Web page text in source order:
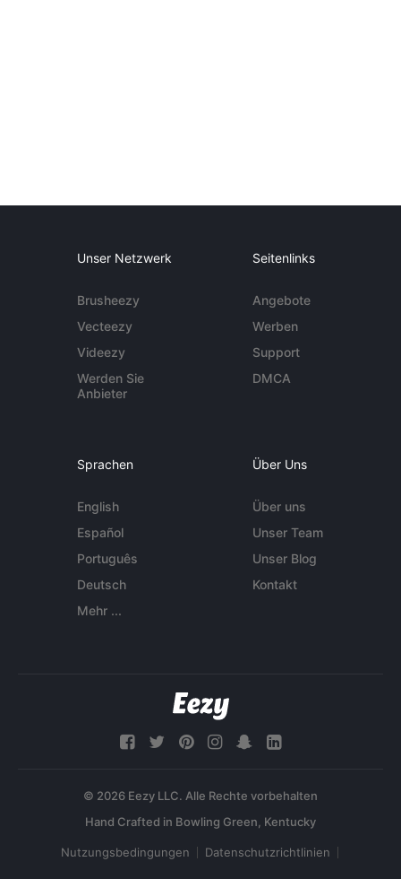
Unser Netzwerk
Brusheezy
Vecteezy
Videezy
Werden Sie
Anbieter
Seitenlinks
Angebote
Werben
Support
DMCA
Sprachen
English
Español
Português
Deutsch
Mehr ...
Über Uns
Über uns
Unser Team
Unser Blog
Kontakt
© 2026 Eezy LLC. Alle Rechte vorbehalten
Nutzungsbedingungen Datenschutzrichtlinien